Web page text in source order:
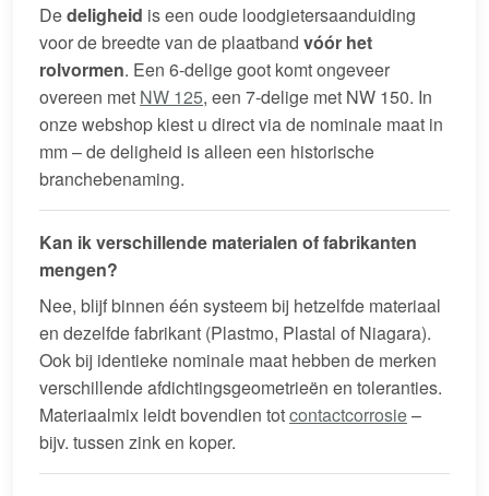
Dedeligheid is een oude loodgietersaanduiding
voor de breedte van de plaatband vóór het
rolvormen. Een 6-delige goot komt ongeveer
overeen met NW 125, een 7-delige met NW 150. In
onze webshop kiest u direct via de nominale maat in
mm – de deligheid is alleen een historische
branchebenaming.
Kan ik verschillende materialen of fabrikanten
mengen?
Nee, blijf binnen één systeem bij hetzelfde materiaal
en dezelfde fabrikant (Plastmo, Plastal of Niagara).
Ook bij identieke nominale maat hebben de merken
verschillende afdichtingsgeometrieën en toleranties.
Materiaalmix leidt bovendien totcontactcorrosie–
bijv. tussen zink en koper.